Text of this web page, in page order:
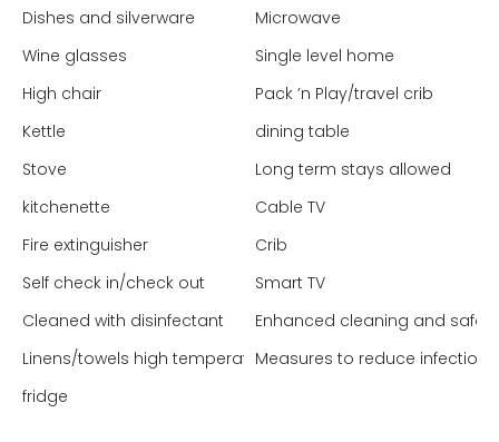
Dishes and silverware
Microwave
Wine glasses
Single level home
High chair
Pack ’n Play/travel crib
Kettle
dining table
Stove
Long term stays allowed
kitchenette
Cable TV
Fire extinguisher
Crib
Self check in/check out
Smart TV
Cleaned with disinfectant
Enhanced cleaning and
Linens/towels high temperature washedMeasures to reduce infection
fridge